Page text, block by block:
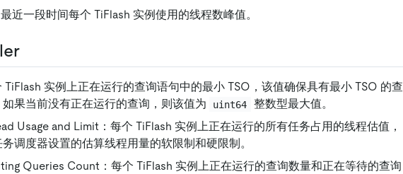
近一段时间每个 TiFlash 实例使用的线程数峰值。
TiFlash 实例上正在运行的查询语句中的最小 TSO，该值确保具有最小 TSO 的查
果当前没有正在运行的查询，则该值为
uint64
整数型最大值。
Usage and Limit：每个 TiFlash 实例上正在运行的所有任务占用的线程估值，
调度器设置的估算线程用量的软限制和硬限制。
Queries Count：每个 TiFlash 实例上正在运行的查询数量和正在等待的查询